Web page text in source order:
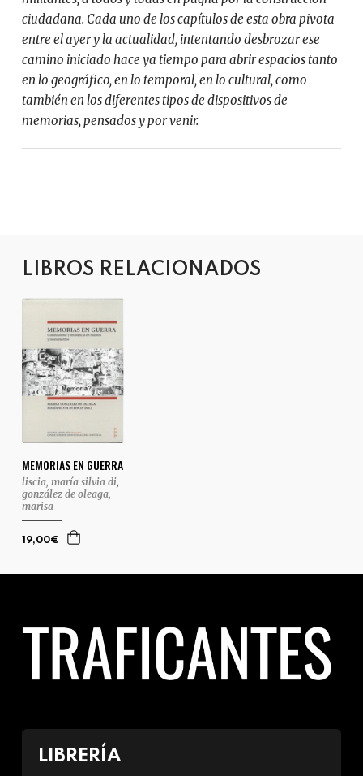
ciudadana. Cada uno de los capítulos de esta obra pivota
entre el ayer y la actualidad, intentando desbrozar ese
camino iniciado hace ya tiempo para abrir espacios tanto
en lo geográfico, en lo temporal, en lo cultural, como
también en los diferentes tipos de dispositivos de
memorias, pensados y por venir.
LIBROS RELACIONADOS
MEMORIAS EN GUERRA
liscia, maría silvia di,
gonzález de oleaga,
marisa
19,00€
LIBRERÍA